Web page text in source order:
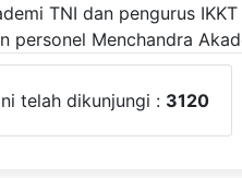
TNI dan pengurus
personel Menchandra
telah dikunjungi : 3120